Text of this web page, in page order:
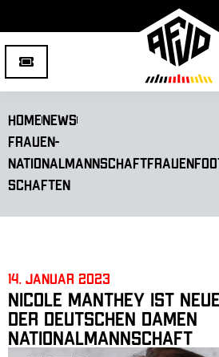
HomeNews
Frauen-
Nationalmannschaft
schaften
14. Januar 2023
Nicole Manthey ist
der deutschen Damen
Nationalmannschaft